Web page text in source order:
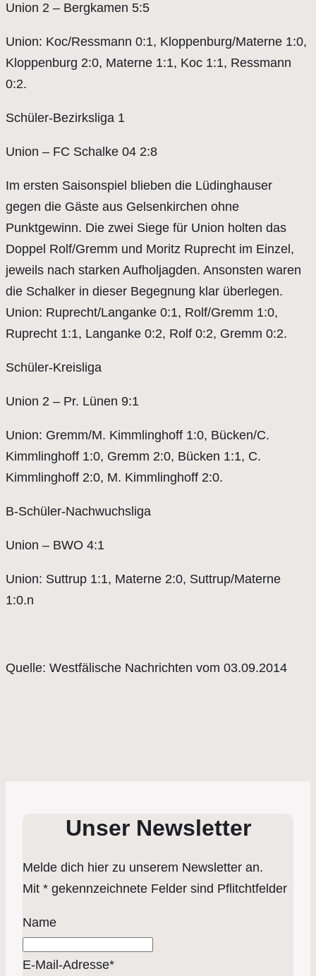
Union 2 – Bergkamen 5:5
Union: Koc/Ressmann 0:1, Kloppenburg/Materne 1:0,
Kloppenburg 2:0, Materne 1:1, Koc 1:1, Ressmann
0:2.
Schüler-Bezirksliga 1
Union – FC Schalke 04 2:8
Im ersten Saisonspiel blieben die Lüdinghauser
gegen die Gäste aus Gelsenkirchen ohne
Punktgewinn. Die zwei Siege für Union holten das
Doppel Rolf/Gremm und Moritz Ruprecht im Einzel,
jeweils nach starken Aufholjagden. Ansonsten waren
die Schalker in dieser Begegnung klar überlegen.
Union: Ruprecht/Langanke 0:1, Rolf/Gremm 1:0,
Ruprecht 1:1, Langanke 0:2, Rolf 0:2, Gremm 0:2.
Schüler-Kreisliga
Union 2 – Pr. Lünen 9:1
Union: Gremm/M. Kimmlinghoff 1:0, Bücken/C.
Kimmlinghoff 1:0, Gremm 2:0, Bücken 1:1, C.
Kimmlinghoff 2:0, M. Kimmlinghoff 2:0.
B-Schüler-Nachwuchsliga
Union – BWO 4:1
Union: Suttrup 1:1, Materne 2:0, Suttrup/Materne
1:0.n
Quelle: Westfälische Nachrichten vom 03.09.2014
Unser Newsletter
Melde dich hier zu unserem Newsletter an.
Mit * gekennzeichnete Felder sind Pflitchtfelder
Name
E-Mail-Adresse*